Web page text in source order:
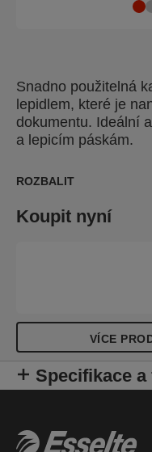
Snadno použitelná
lepidlem, které je
dokumentu. Ideální
a lepicím páskám.
ROZBALIT
Koupit nyní
VÍCE
Specifikace a